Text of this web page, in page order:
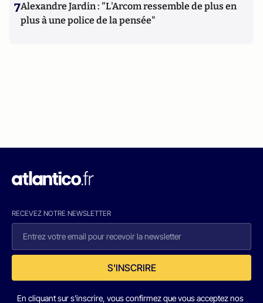
7Alexandre Jardin : "L'Arcom ressemble de plus en
plus à une police de la pensée"
RECEVEZ NOTRE NEWSLETTER
S'INSCRIRE
En cliquant sur s'inscrire, vous confirmez que vous acceptez nos